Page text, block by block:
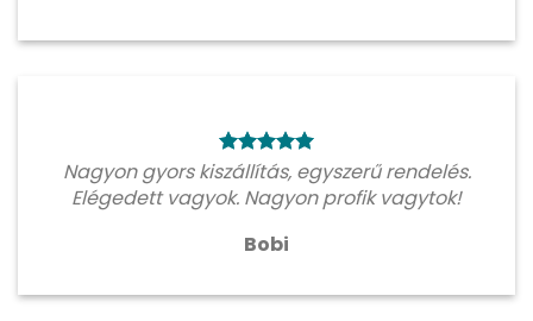
Nagyon gyors kiszállítás, egyszerű rendelés.
Elégedett vagyok. Nagyon profik vagytok!
Bobi